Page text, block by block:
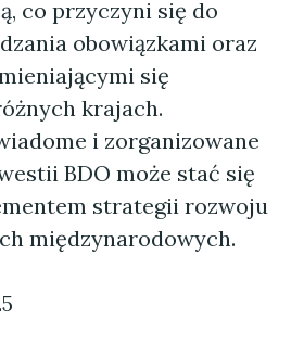
co przyczyni się do
obowiązkami oraz
się
krajach.
i zorganizowane
BDO może stać się
strategii rozwoju
międzynarodowych.